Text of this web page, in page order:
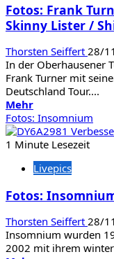
/
Wind
Fotos: Frank
Skinny Lister /
Thorsten Seiffert 28/
In der Oberhausener
Frank Turner mit
Deutschland Tour....
MehrMehr
Informationen
über
Fotos:
Turner
The
Souls
/
Skinny
Fotos: Insomnium
1 Minute Lesezeit
Livepics
Fotos:
Thorsten Seiffert 28/
Insomnium wurden
2002 mit ihrem